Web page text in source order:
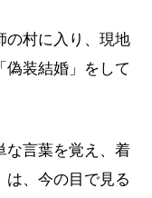
の村に入り、現地
偽装結婚」をして
な言葉を覚え、着
、今の目で見る